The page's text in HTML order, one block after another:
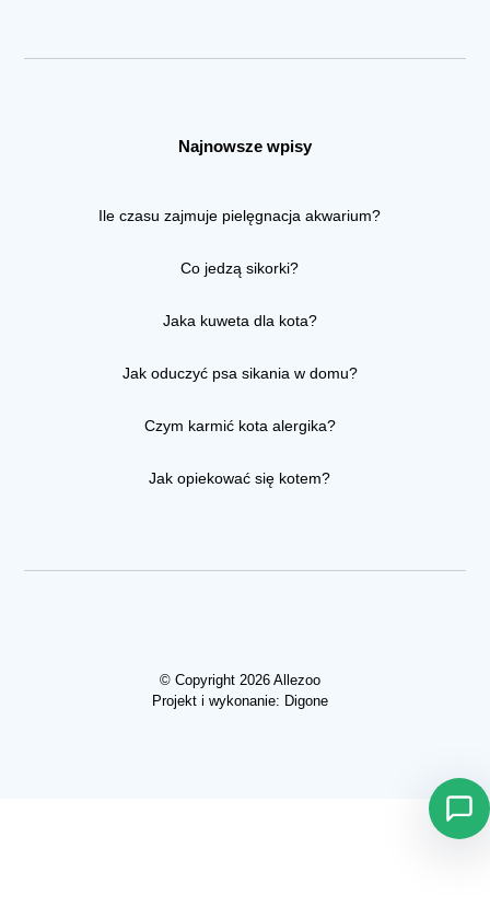
Najnowsze wpisy
Ile czasu zajmuje pielęgnacja akwarium?
Co jedzą sikorki?
Jaka kuweta dla kota?
Jak oduczyć psa sikania w domu?
Czym karmić kota alergika?
Jak opiekować się kotem?
© Copyright 2026 Allezoo
Projekt i wykonanie: Digone